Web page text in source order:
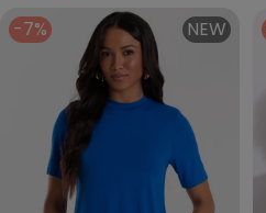
-7%
NEW